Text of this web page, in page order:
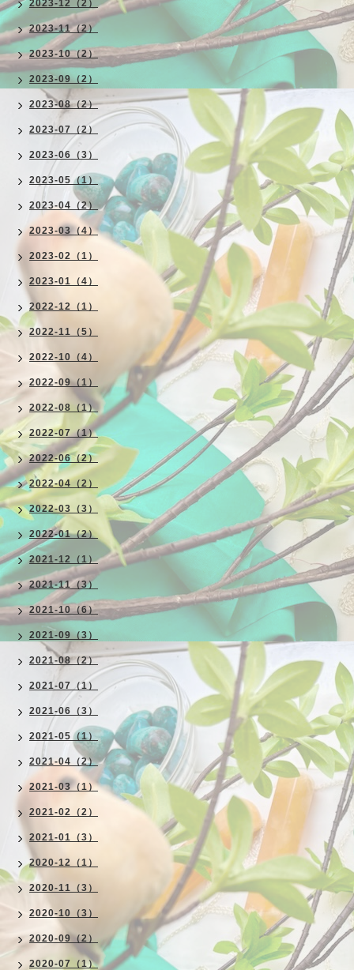
2023-12（2）
2023-11（2）
2023-10（2）
2023-09（2）
2023-08（2）
2023-07（2）
2023-06（3）
2023-05（1）
2023-04（2）
2023-03（4）
2023-02（1）
2023-01（4）
2022-12（1）
2022-11（5）
2022-10（4）
2022-09（1）
2022-08（1）
2022-07（1）
2022-06（2）
2022-04（2）
2022-03（3）
2022-01（2）
2021-12（1）
2021-11（3）
2021-10（6）
2021-09（3）
2021-08（2）
2021-07（1）
2021-06（3）
2021-05（1）
2021-04（2）
2021-03（1）
2021-02（2）
2021-01（3）
2020-12（1）
2020-11（3）
2020-10（3）
2020-09（2）
2020-07（1）